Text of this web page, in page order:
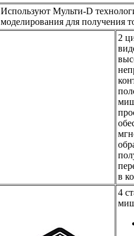
Используют Мульти-D
моделирования для получения
2
в
4